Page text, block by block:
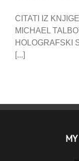
CITATI IZ
MICHAEL
HOLOGRAFSKI
[...]